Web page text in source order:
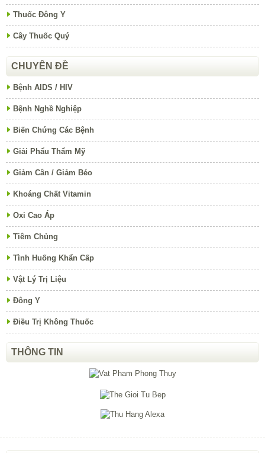
Thuốc Đông Y
Cây Thuốc Quý
CHUYÊN ĐỀ
Bệnh AIDS / HIV
Bệnh Nghề Nghiệp
Biến Chứng Các Bệnh
Giải Phẩu Thẩm Mỹ
Giảm Cân / Giảm Béo
Khoáng Chất Vitamin
Oxi Cao Áp
Tiêm Chủng
Tình Huống Khẩn Cấp
Vật Lý Trị Liệu
Đông Y
Điều Trị Không Thuốc
THÔNG TIN